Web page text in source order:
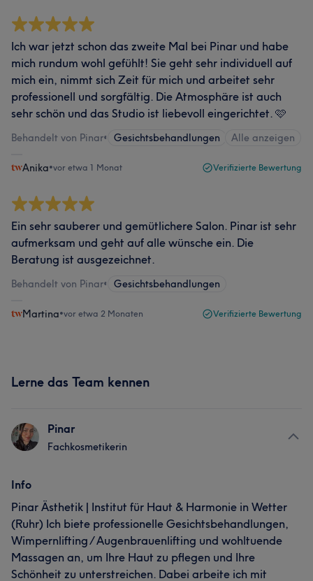
Ich war jetzt schon das zweite Mal bei Pinar und habe
mich rundum wohl gefühlt! Sie geht sehr individuell auf
mich ein, nimmt sich Zeit für mich und arbeitet sehr
professionell und sorgfältig. Die Atmosphäre ist auch
sehr schön und das Studio ist liebevoll eingerichtet. 🩷
Behandelt von Pinar• Gesichtsbehandlungen Alle anzeigen
Anika•vor etwa 1 Monat Verifizierte Bewertung
Ein sehr sauberer und gemütlichere Salon. Pinar ist sehr
aufmerksam und geht auf alle wünsche ein. Die
Beratung ist ausgezeichnet.
Behandelt von Pinar• Gesichtsbehandlungen
Martina•vor etwa 2 Monaten Verifizierte Bewertung
Lerne das Team kennen
Pinar
Fachkosmetikerin
Info
Pinar Ästhetik | Institut für Haut & Harmonie in Wetter
(Ruhr) Ich biete professionelle Gesichtsbehandlungen,
Wimpernlifting / Augenbrauenlifting und wohltuende
Massagen an, um Ihre Haut zu pflegen und Ihre
Schönheit zu unterstreichen. Dabei arbeite ich mit